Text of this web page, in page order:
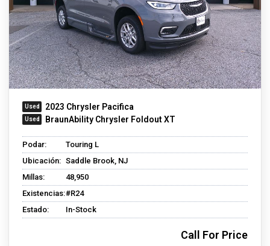
2023 Chrysler Pacifica
BraunAbility Chrysler Foldout XT
Podar:
Touring L
Ubicación: Saddle Brook, NJ
Millas:
48,950
Existencias:#R24
Estado:
In-Stock
Call For Price